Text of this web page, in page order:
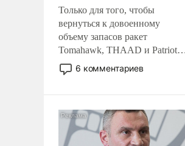
Только для того, чтобы
вернуться к довоенному
объему запасов ракет
Tomahawk, THAAD и Patriot
США потребуется более трех
лет. Даже небольшая война с
Сложившаяся ситуация
означает многолетний период
уязвимости США, например,
6 комментариев